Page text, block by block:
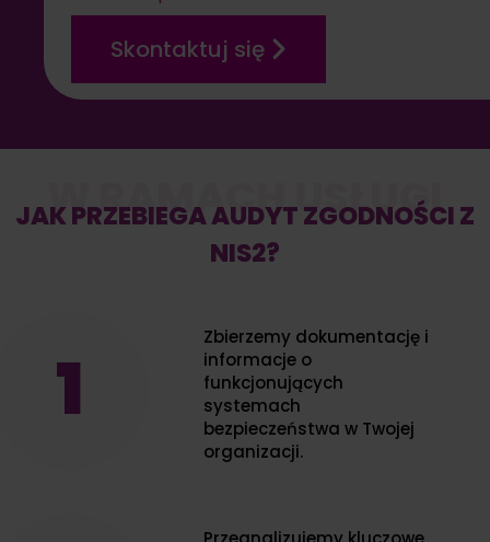
Skontaktuj się
W RAMACH USŁUGI
JAK PRZEBIEGA AUDYT ZGODNOŚCI Z
NIS2?
1
Zbierzemy dokumentację i
informacje o
funkcjonujących
systemach
bezpieczeństwa w Twojej
organizacji.